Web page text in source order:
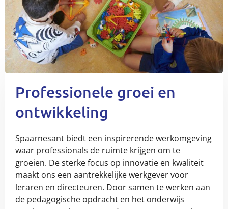
Professionele groei en
ontwikkeling
Spaarnesant biedt een inspirerende werkomgeving
waar professionals de ruimte krijgen om te
groeien. De sterke focus op innovatie en kwaliteit
maakt ons een aantrekkelijke werkgever voor
leraren en directeuren. Door samen te werken aan
de pedagogische opdracht en het onderwijs